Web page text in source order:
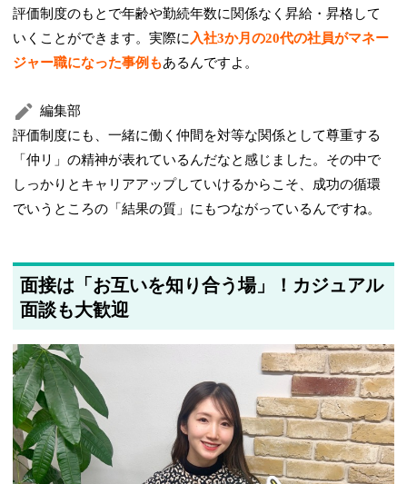
評価制度のもとで年齢や勤続年数に関係なく昇給・昇格して
いくことができます。実際に入社3か月の20代の社員がマネー
ジャー職になった事例もあるんですよ。
編集部
評価制度にも、一緒に働く仲間を対等な関係として尊重する
「仲リ」の精神が表れているんだなと感じました。その中で
しっかりとキャリアアップしていけるからこそ、成功の循環
でいうところの「結果の質」にもつながっているんですね。
面接は「お互いを知り合う場」！カジュアル
面談も大歓迎